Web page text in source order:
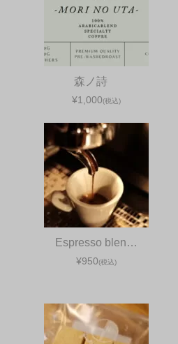
森ノ詩
¥1,000(税込)
Espresso blen…
¥950(税込)